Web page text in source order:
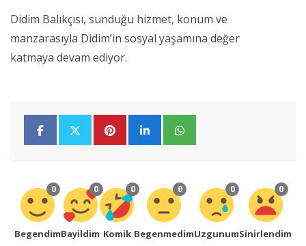
Didim Balıkçısı, sunduğu hizmet, konum ve
manzarasıyla Didim’in sosyal yaşamına değer
katmaya devam ediyor.
0
Begendim
0
Bayildim
0
Komik
0
Begenmedim
0
Uzgunum
0
Sinirlendim